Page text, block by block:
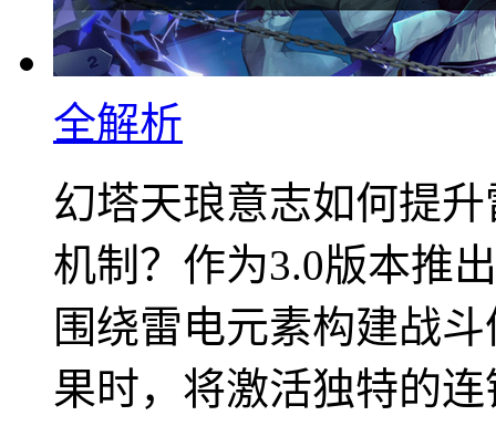
全解析
幻塔天琅意志如何提
机制？作为3.0版本推
围绕雷电元素构建战
果时，将激活独特的